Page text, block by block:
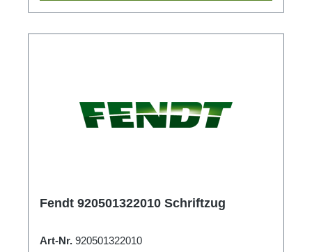
Fendt 920501322010 Schriftzug
Art-Nr. 920501322010